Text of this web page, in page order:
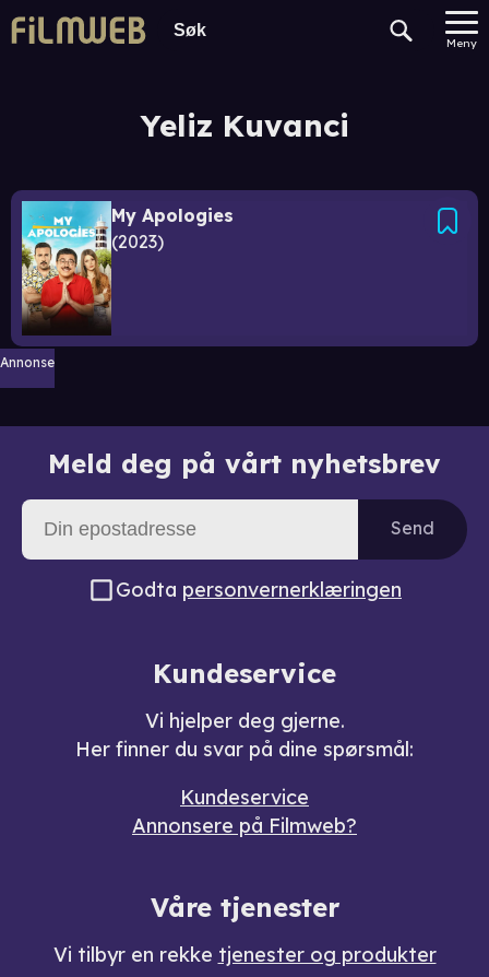
Meny
Yeliz Kuvanci
My Apologies
2023
Annonse
Meld deg på vårt nyhetsbrev
Send
Godta personvernerklæringen
Kundeservice
Vi hjelper deg gjerne.
Her finner du svar på dine spørsmål:
Kundeservice
Annonsere på Filmweb?
Våre tjenester
Vi tilbyr en rekke tjenester og produkter